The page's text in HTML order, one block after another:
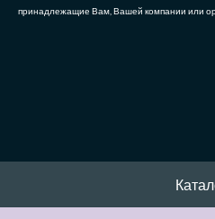
принадлежащие Вам, Вашей компании или